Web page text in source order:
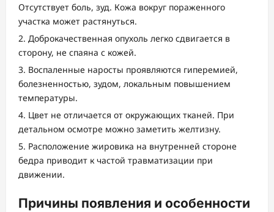
Отсутствует боль, зуд. Кожа вокруг пораженного
участка может растянуться.
Доброкачественная опухоль легко сдвигается в
сторону, не спаяна с кожей.
Воспаленные наросты проявляются гиперемией,
болезненностью, зудом, локальным повышением
температуры.
Цвет не отличается от окружающих тканей. При
детальном осмотре можно заметить желтизну.
Расположение жировика на внутренней стороне
бедра приводит к частой травматизации при
движении.
Причины появления и особенности